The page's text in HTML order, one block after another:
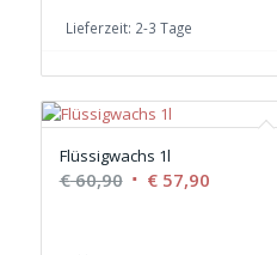
Lieferzeit: 2-3 Tage
Flüssigwachs 1l
€60,90 Ursprünglicher
€57,90Aktueller